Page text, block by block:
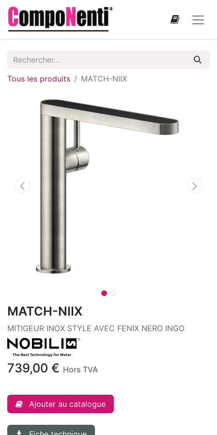
Tous les produits MATCH-NIIX
MATCH-NIIX
MITIGEUR INOX STYLE AVEC FENIX NERO INGO
739,00 € Hors TVA
Ajouter au catalogue